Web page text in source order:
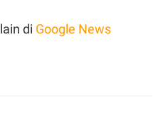
di Google News